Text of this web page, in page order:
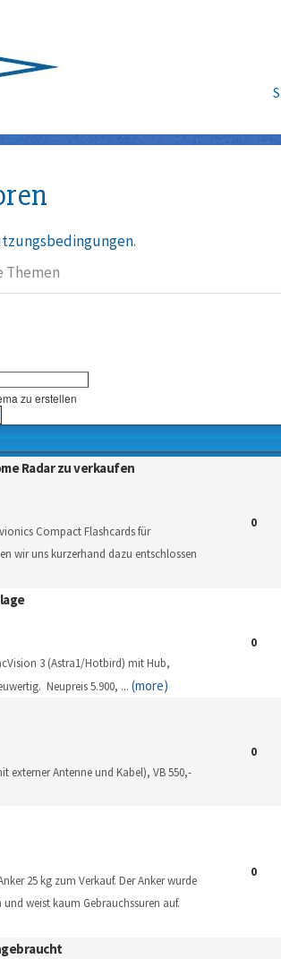
.
Themen
zu erstellen
Radar zu verkaufen
Compact Flashcards für
wir uns kurzerhand dazu entschlossen
0
3 (Astra1/Hotbird) mit Hub,
Neupreis 5.900, ... (more)
0
externer Antenne und Kabel), VB 550,-
0
25 kg zum Verkauf. Der Anker wurde
weist kaum Gebrauchssuren auf.
0